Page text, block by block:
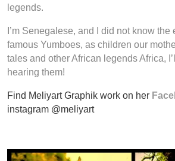
legends.
I’m Senegalese, and I did not know the
famous Yumboes, as children our
tales and other African legends Africa,
hearing them!
Find Meliyart Graphik work on her
instagram @meliyart